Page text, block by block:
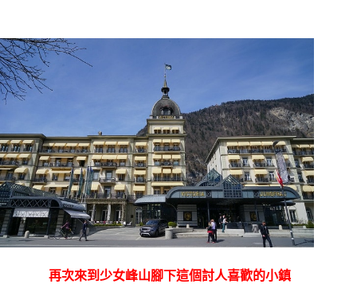
再次來到少女峰山腳下這個討人喜歡的小鎮